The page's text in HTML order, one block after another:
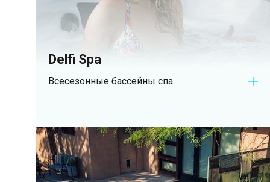
Delfi Spa
Всесезонные бассейны спа